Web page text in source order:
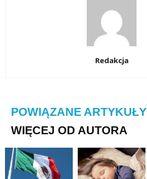
Redakcja
POWIĄZANE ARTYKUŁY
WIĘCEJ OD AUTORA